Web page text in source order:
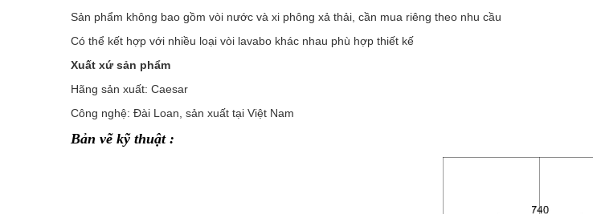
Sản phẩm không bao gồm vòi nước và xi phông xả thải, cần mua riêng theo nhu cầu
Có thể kết hợp với nhiều loại vòi lavabo khác nhau phù hợp thiết kế
Xuất xứ sản phẩm
Hãng sản xuất: Caesar
Công nghệ: Đài Loan, sản xuất tại Việt Nam
Bản vẽ kỹ thuật :